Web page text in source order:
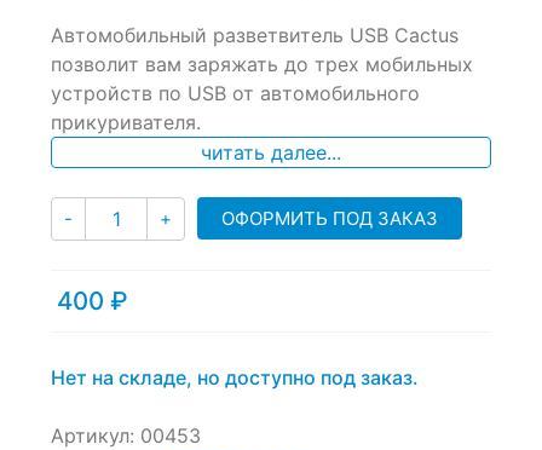
out
on
customer
ratings
Автомобильный разветвитель USB Cactus
позволит вам заряжать до трех мобильных
устройств по USB от автомобильного
прикуривателя.
читать далее...
- Количество
+ ОФОРМИТЬ ПОД ЗАКАЗ
400 ₽
Нет на складе, но доступно под заказ.
Артикул: 00453